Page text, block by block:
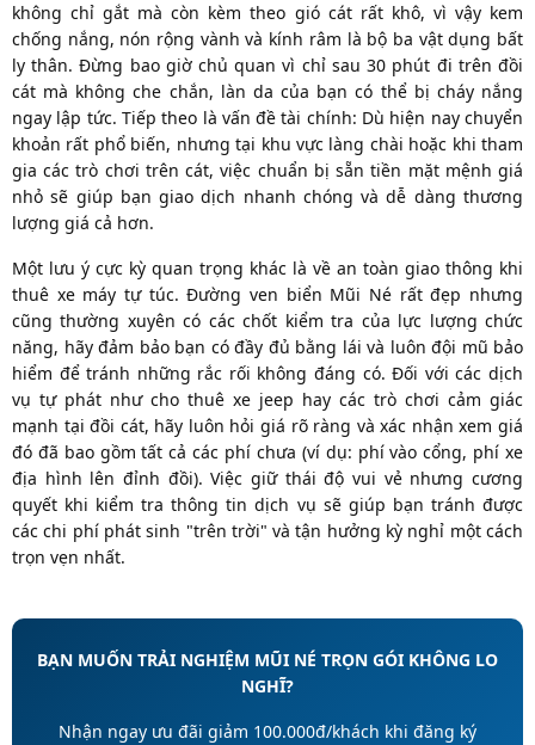
không chỉ gắt mà còn kèm theo gió cát rất khô, vì vậy kem
chống nắng, nón rộng vành và kính râm là bộ ba vật dụng bất
ly thân. Đừng bao giờ chủ quan vì chỉ sau 30 phút đi trên đồi
cát mà không che chắn, làn da của bạn có thể bị cháy nắng
ngay lập tức. Tiếp theo là vấn đề tài chính: Dù hiện nay chuyển
khoản rất phổ biến, nhưng tại khu vực làng chài hoặc khi tham
gia các trò chơi trên cát, việc chuẩn bị sẵn tiền mặt mệnh giá
nhỏ sẽ giúp bạn giao dịch nhanh chóng và dễ dàng thương
lượng giá cả hơn.
Một lưu ý cực kỳ quan trọng khác là về an toàn giao thông khi
thuê xe máy tự túc. Đường ven biển Mũi Né rất đẹp nhưng
cũng thường xuyên có các chốt kiểm tra của lực lượng chức
năng, hãy đảm bảo bạn có đầy đủ bằng lái và luôn đội mũ bảo
hiểm để tránh những rắc rối không đáng có. Đối với các dịch
vụ tự phát như cho thuê xe jeep hay các trò chơi cảm giác
mạnh tại đồi cát, hãy luôn hỏi giá rõ ràng và xác nhận xem giá
đó đã bao gồm tất cả các phí chưa (ví dụ: phí vào cổng, phí xe
địa hình lên đỉnh đồi). Việc giữ thái độ vui vẻ nhưng cương
quyết khi kiểm tra thông tin dịch vụ sẽ giúp bạn tránh được
các chi phí phát sinh "trên trời" và tận hưởng kỳ nghỉ một cách
trọn vẹn nhất.
BẠN MUỐN TRẢI NGHIỆM MŨI NÉ TRỌN GÓI KHÔNG LO
NGHĨ?
Nhận ngay ưu đãi giảm 100.000đ/khách khi đăng ký